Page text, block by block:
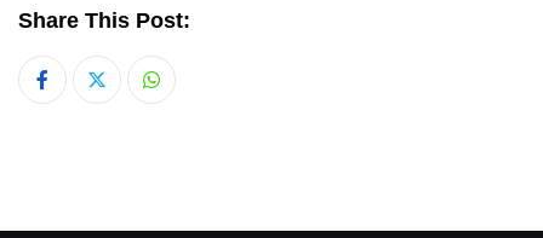
Share This Post:
Whatsapp